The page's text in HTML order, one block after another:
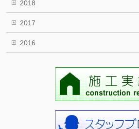
2018
2017
2016